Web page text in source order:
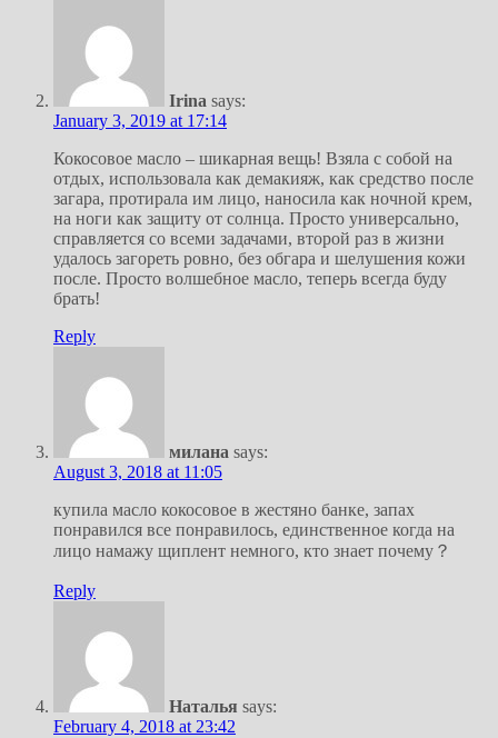
Irina says:
January 3, 2019 at 17:14
Кокосовое масло – шикарная вещь! Взяла с собой на
отдых, использовала как демакияж, как средство после
загара, протирала им лицо, наносила как ночной крем,
на ноги как защиту от солнца. Просто универсально,
справляется со всеми задачами, второй раз в жизни
удалось загореть ровно, без обгара и шелушения кожи
после. Просто волшебное масло, теперь всегда буду
брать!
Reply
милана says:
August 3, 2018 at 11:05
купила масло кокосовое в жестяно банке, запах
понравился все понравилось, единственное когда на
лицо намажу щиплент немного, кто знает почему？
Reply
Наталья says:
February 4, 2018 at 23:42